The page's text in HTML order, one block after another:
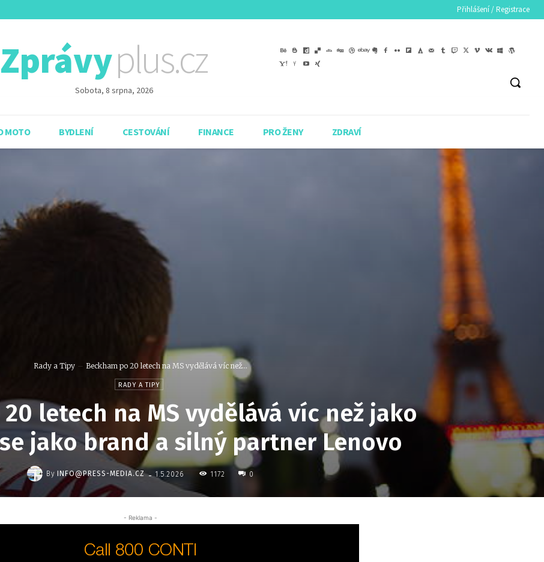
Přihlášení / Registrace
Zprávyplus.cz
Sobota, 8 srpna, 2026
MOTO BYDLENÍ CESTOVÁNÍ FINANCE PRO ŽENY ZDRAVÍ
Rady a Tipy Beckham po 20 letech na MS vydělává víc než...
RADY A TIPY
letech na MS vydělává víc než jako
jako brand a silný partner Lenovo
By INFO@PRESS-MEDIA.CZ - 1.5.2026 1172 0
- Reklama -